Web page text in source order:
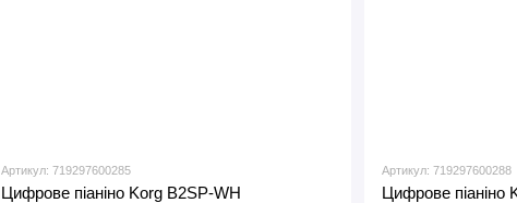
Артикул: 719297600285
Цифрове піаніно Korg B2SP-WH
Артикул: 719297600288
Цифрове піаніно